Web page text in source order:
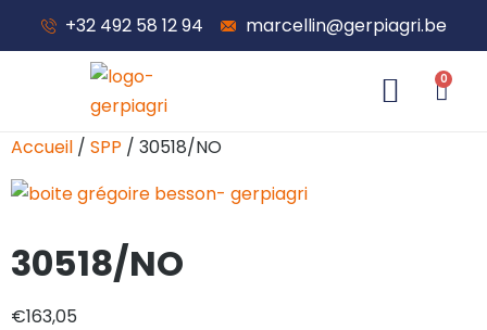
+32 492 58 12 94 marcellin@gerpiagri.be
0
Accueil / SPP / 30518/NO
30518/NO
€163,05